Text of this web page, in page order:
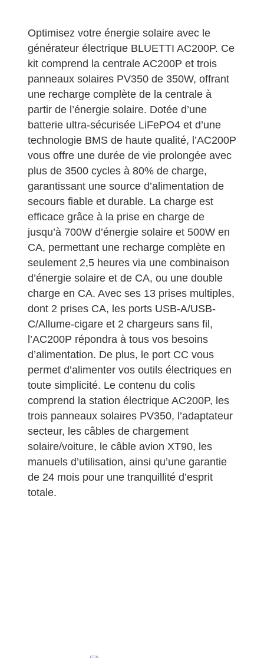
Optimisez votre énergie solaire avec le
générateur électrique BLUETTI AC200P. Ce
kit comprend la centrale AC200P et trois
panneaux solaires PV350 de 350W, offrant
une recharge complète de la centrale à
partir de l’énergie solaire. Dotée d’une
batterie ultra-sécurisée LiFePO4 et d’une
technologie BMS de haute qualité, l’AC200P
vous offre une durée de vie prolongée avec
plus de 3500 cycles à 80% de charge,
garantissant une source d’alimentation de
secours fiable et durable. La charge est
efficace grâce à la prise en charge de
jusqu’à 700W d’énergie solaire et 500W en
CA, permettant une recharge complète en
seulement 2,5 heures via une combinaison
d’énergie solaire et de CA, ou une double
charge en CA. Avec ses 13 prises multiples,
dont 2 prises CA, les ports USB-A/USB-
C/Allume-cigare et 2 chargeurs sans fil,
l’AC200P répondra à tous vos besoins
d’alimentation. De plus, le port CC vous
permet d’alimenter vos outils électriques en
toute simplicité. Le contenu du colis
comprend la station électrique AC200P, les
trois panneaux solaires PV350, l’adaptateur
secteur, les câbles de chargement
solaire/voiture, le câble avion XT90, les
manuels d’utilisation, ainsi qu’une garantie
de 24 mois pour une tranquillité d’esprit
totale.